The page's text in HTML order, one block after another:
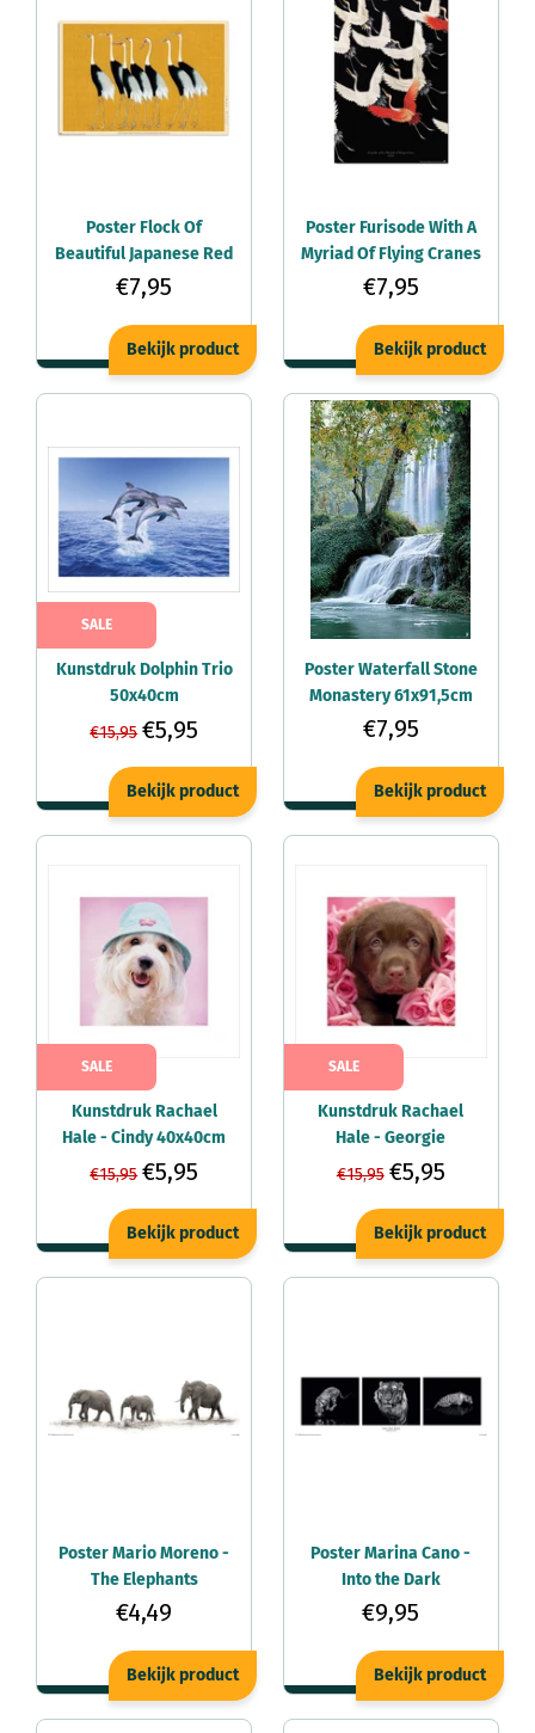
Poster Flock Of
Beautiful Japanese Red
Crown Crane By O Korin
€7,95
Bekijk product
Poster Furisode With A
Myriad Of Flying Cranes
61x91,5cm
€7,95
Bekijk product
Kunstdruk Dolphin Trio
50x40cm
SALE
€15,95 €5,95
Bekijk product
Poster Waterfall Stone
Monastery 61x91,5cm
€7,95
Bekijk product
Kunstdruk Rachael
Hale - Cindy 40x40cm
SALE
€15,95 €5,95
Bekijk product
Kunstdruk Rachael
Hale - Georgie
40x40cm
SALE
€15,95 €5,95
Bekijk product
Poster Mario Moreno -
The Elephants
91,5x30,5cm
€4,49
Bekijk product
Poster Marina Cano -
Into the Dark
91,5x30,5cm
€9,95
Bekijk product